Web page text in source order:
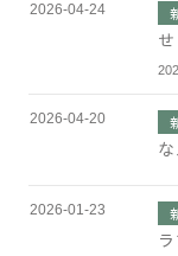
2026-04-24
せ
2026-04-20
2026-01-23